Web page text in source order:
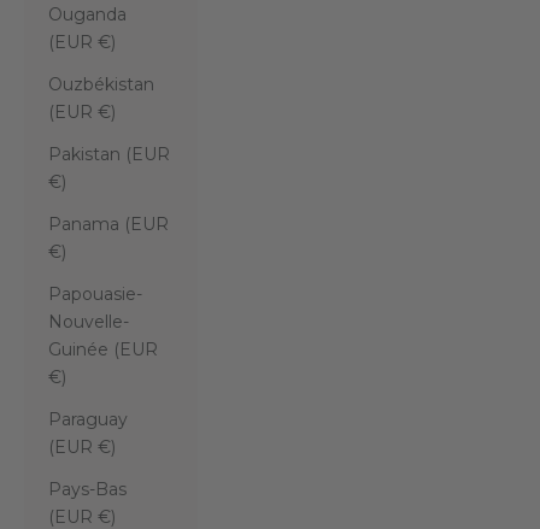
Ouganda
(EUR €)
Ouzbékistan
(EUR €)
Pakistan (EUR
€)
Panama (EUR
€)
Papouasie-
Nouvelle-
Guinée (EUR
€)
Paraguay
(EUR €)
Pays-Bas
(EUR €)